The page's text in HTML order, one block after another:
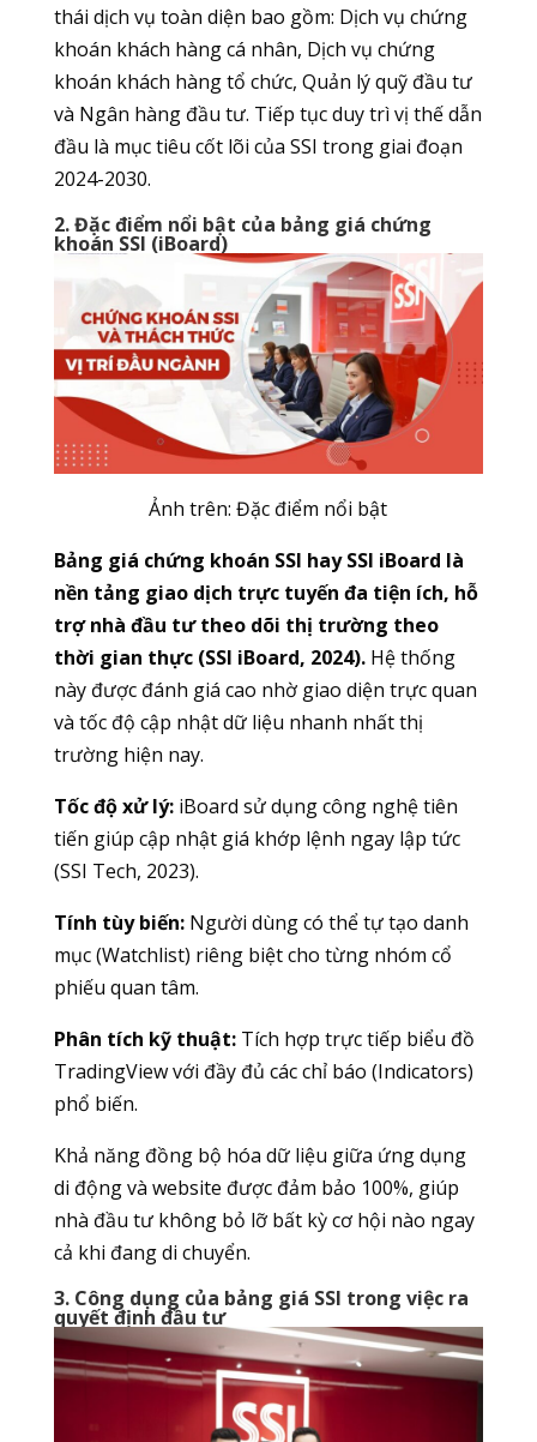
thái dịch vụ toàn diện bao gồm: Dịch vụ chứng
khoán khách hàng cá nhân, Dịch vụ chứng
khoán khách hàng tổ chức, Quản lý quỹ đầu tư
và Ngân hàng đầu tư. Tiếp tục duy trì vị thế dẫn
đầu là mục tiêu cốt lõi của SSI trong giai đoạn
2024-2030.
2. Đặc điểm nổi bật của bảng giá chứng
khoán SSI (iBoard)
Ảnh trên: Đặc điểm nổi bật
Bảng giá chứng khoán SSI hay SSI iBoard là
nền tảng giao dịch trực tuyến đa tiện ích, hỗ
trợ nhà đầu tư theo dõi thị trường theo
thời gian thực (SSI iBoard, 2024).Hệ thống
này được đánh giá cao nhờ giao diện trực quan
và tốc độ cập nhật dữ liệu nhanh nhất thị
trường hiện nay.
Tốc độ xử lý:iBoard sử dụng công nghệ tiên
tiến giúp cập nhật giá khớp lệnh ngay lập tức
(SSI Tech, 2023).
Tính tùy biến:Người dùng có thể tự tạo danh
mục (Watchlist) riêng biệt cho từng nhóm cổ
phiếu quan tâm.
Phân tích kỹ thuật:Tích hợp trực tiếp biểu đồ
TradingView với đầy đủ các chỉ báo (Indicators)
phổ biến.
Khả năng đồng bộ hóa dữ liệu giữa ứng dụng
di động và website được đảm bảo 100%, giúp
nhà đầu tư không bỏ lỡ bất kỳ cơ hội nào ngay
cả khi đang di chuyển.
3. Công dụng của bảng giá SSI trong việc ra
quyết định đầu tư